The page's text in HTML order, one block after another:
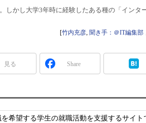
かし大学3年時に経験したある種の「インター
[竹内充彦, 聞き手：＠IT編集部
見る Share
希望する学生の就職活動を支援するサイト